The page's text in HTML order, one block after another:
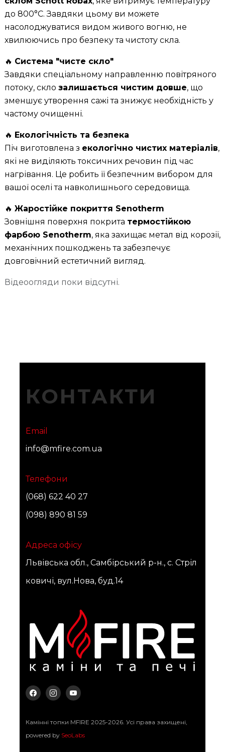
до 800°C. Завдяки цьому ви можете
насолоджуватися видом живого вогню, не
хвилюючись про безпеку та чистоту скла.
🔥 Система "чисте скло"
Завдяки спеціальному направленню повітряного
потоку, скло залишається чистим довше, що
зменшує утворення сажі та знижує необхідність у
частому очищенні.
🔥 Екологічність та безпека
Піч виготовлена з екологічно чистих матеріалів,
які не виділяють токсичних речовин під час
нагрівання. Це робить її безпечним вибором для
вашої оселі та навколишнього середовища.
🔥 Жаростійке покриття Senotherm
Зовнішня поверхня покрита термостійкою
фарбою Senotherm, яка захищає метал від корозії,
механічних пошкоджень та забезпечує
довговічний естетичний вигляд.
Відеоогляди поки відсутні.
КОНТАКТИ
Email
info@mfire.com.ua
Телефони
(068) 622 40 27
(098) 890 81 59
Адреса офісу
Львівська обл., Самбірський р-н., с. Стріл
ковичі, вул.Нова, буд.14
Камінні топки MFIRE 2025-2026. Усі права захищені,
powered by SeoLabs